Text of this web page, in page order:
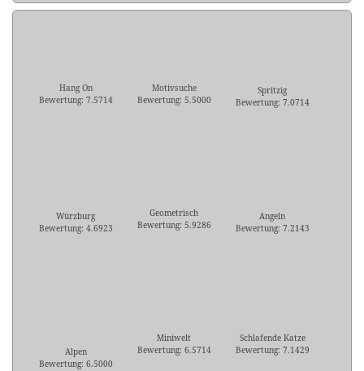
Hang On
Bewertung: 7.5714
Motivsuche
Bewertung: 5.5000
Spritzig
Bewertung: 7.0714
Würzburg
Bewertung: 4.6923
Geometrisch
Bewertung: 5.9286
Angeln
Bewertung: 7.2143
Alpen
Bewertung: 6.5000
Miniwelt
Bewertung: 6.5714
Schlafende Katze
Bewertung: 7.1429